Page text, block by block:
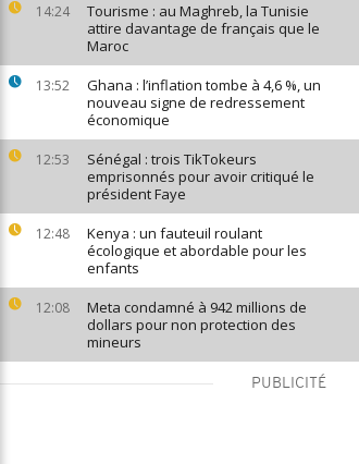
14:24
Tourisme : au Maghreb, la Tunisie
attire davantage de français que le
Maroc
13:52
Ghana : l’inflation tombe à 4,6 %, un
nouveau signe de redressement
économique
12:53
Sénégal : trois TikTokeurs
emprisonnés pour avoir critiqué le
président Faye
12:48
Kenya : un fauteuil roulant
écologique et abordable pour les
enfants
12:08
Meta condamné à 942 millions de
dollars pour non protection des
mineurs
PUBLICITÉ